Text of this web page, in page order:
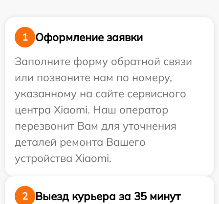
1
Оформление заявки
Заполните форму обратной связи
или позвоните нам по номеру,
указанному на сайте сервисного
центра Xiaomi. Наш оператор
перезвонит Вам для уточнения
деталей ремонта Вашего
устройства Xiaomi.
2 Выезд курьера за 35 минут